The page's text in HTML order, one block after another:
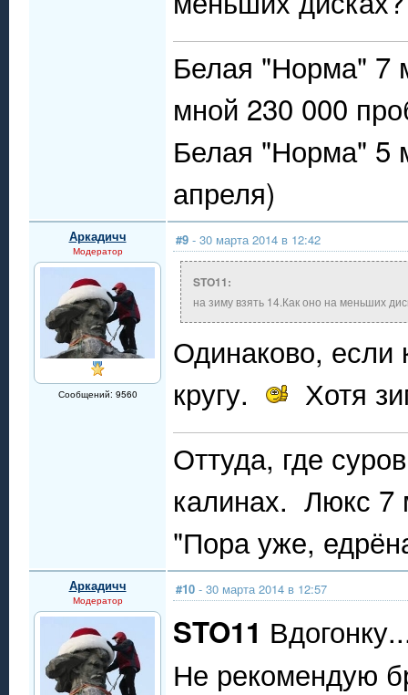
Белая "Норма" 7
мной 230 000
Белая "Норма" 5
апреля)
Аркадичч
Модератор
Сообщений: 9560
#9 - 30 марта 2014 в 12:42
STO11:
на зиму взять 14.Как оно на меньших
Одинаково, если
кругу.
Хотя
Оттуда, где
калинах. Люкс 7
"Пора уже,
Аркадичч
Модератор
#10 - 30 марта 2014 в 12:57
STO11
Не рекомендую